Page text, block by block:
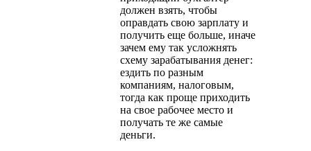
должен взять, чтобы
оправдать свою зарплату и
получить еще больше, иначе
зачем ему так усложнять
схему зарабатывания денег:
ездить по разным
компаниям, налоговым,
тогда как проще приходить
на свое рабочее место и
получать те же самые
деньги.